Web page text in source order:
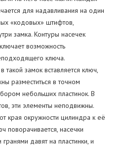
для надавливания на один
«кодовых» штифтов,
замка. Контуры насечек
возможность
ключа.
такой замок вставляется ключ,
разместиться в точном
небольших пластинок. В
эти элементы неподвижны.
края окружности цилиндра к её
поворачивается, насечки
давят на пластинки, и